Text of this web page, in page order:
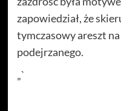
zapowiedział, że
tymczasowy areszt
podejrzanego.
„`